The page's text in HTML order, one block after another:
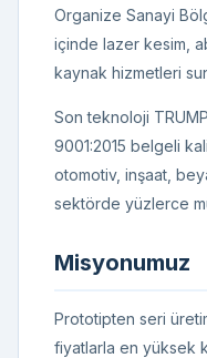
Organize Sanayi
içinde lazer kesim,
kaynak hizmetleri
Son teknoloji
9001:2015 belgeli
otomotiv, inşaat,
sektörde yüzlerce
Misyonumuz
Prototipten seri
fiyatlarla en yüksek